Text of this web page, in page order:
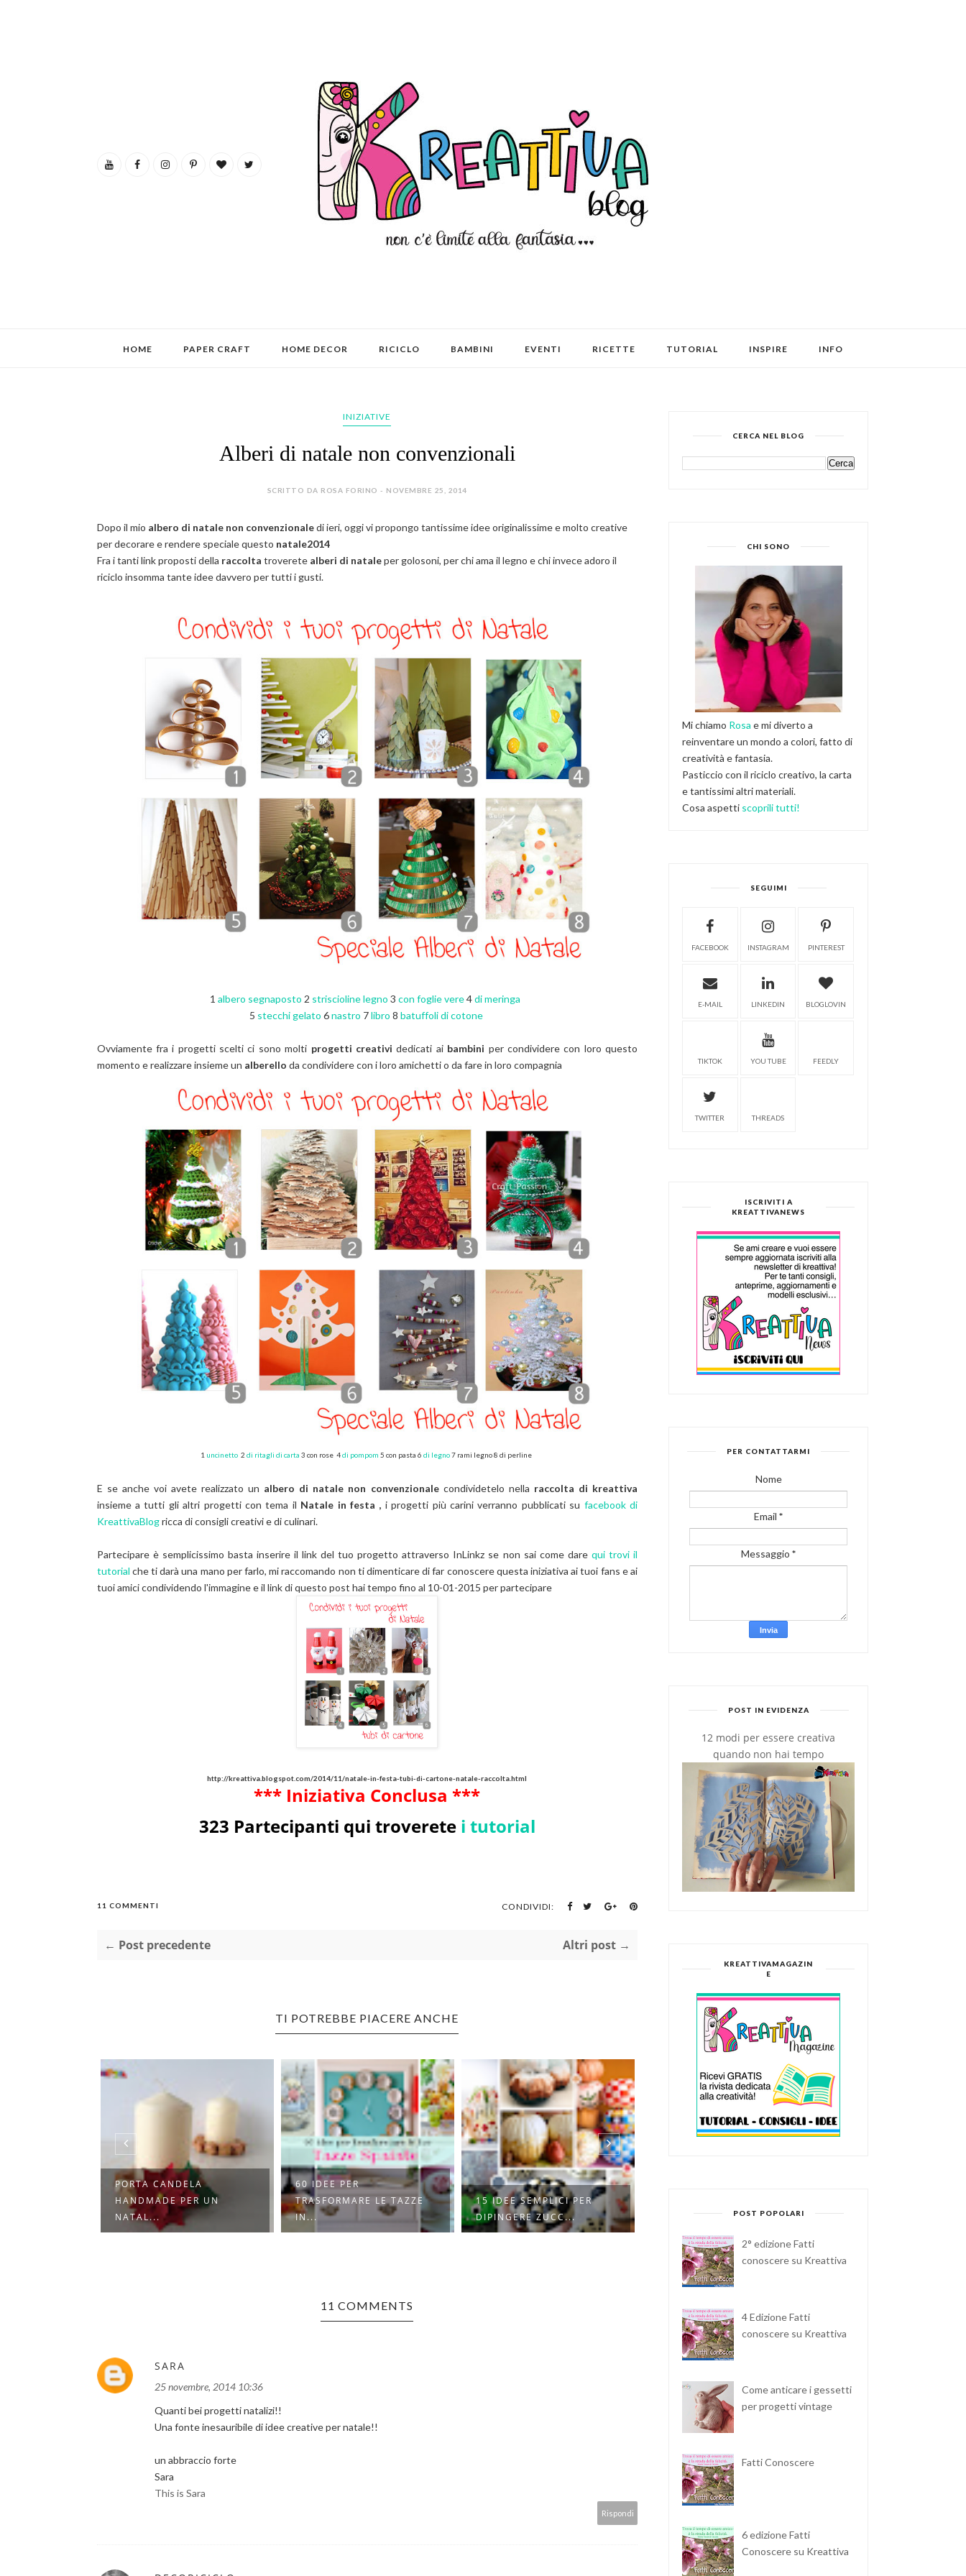
HOME PAPER CRAFT HOME DECOR RICICLO BAMBINI EVENTI RICETTE TUTORIAL INSPIRE INFO
INIZIATIVE
Alberi di natale non convenzionali
SCRITTO DA ROSA FORINO - NOVEMBRE 25, 2014
Dopo il mio albero di natale non convenzionaledi ieri, oggi vi propongo tantissime idee originalissime e molto creative
per decorare e rendere speciale questo natale2014
Fra i tanti link proposti della raccolta troverete alberi di nataleper golosoni, per chi ama il legno e chi invece adoro il
riciclo insomma tante idee davvero per tutti i gusti.
1 albero segnaposto 2 striscioline legno 3 con foglie vere4di meringa
5 stecchi gelato 6nastro 7libro 8 batuffoli di cotone
Ovviamente fra i progetti scelti ci sono molti progetti creativi dedicati ai bambini per condividere con loro questo
momento e realizzare insieme un alberello da condividere con i loro amichetti o da fare in loro compagnia
1 uncinetto 2di ritagli di carta 3 con rose 4di pompom 5 con pasta 6di legno7 rami legno 8 di perline
E se anche voi avete realizzato un albero di natale non convenzionalecondividetelo nella raccolta di kreattiva
insieme a tutti gli altri progetti con tema il Natale in festa , i progetti più carini verranno pubblicati su facebook di
KreattivaBlogricca di consigli creativi e di culinari.
Partecipare è semplicissimo basta inserire il link del tuo progetto attraverso InLinkz se non sai come dare qui trovi il
tutorial che ti darà una mano per farlo, mi raccomando non ti dimenticare di far conoscere questa iniziativa ai tuoi fans e ai
tuoi amici condividendo l'immagine e il link di questo post hai tempo fino al 10-01-2015 per partecipare
http://kreattiva.blogspot.com/2014/11/natale-in-festa-tubi-di-cartone-natale-raccolta.html
*** Iniziativa Conclusa ***
323 Partecipanti qui troverete i tutorial
11 COMMENTI CONDIVIDI:
← Post precedente Altri post →
TI POTREBBE PIACERE ANCHE
PORTA CANDELA
HANDMADE PER UN
NATAL...
60 IDEE PER
TRASFORMARE LE TAZZE
IN...
15 IDEE SEMPLICI PER
DIPINGERE ZUCC...
16 REGALI FAI DA TE PER
SAN VALENTI...
PE...
11 COMMENTS
SARA
25 novembre, 2014 10:36
Quanti bei progetti natalizi!!
Una fonte inesauribile di idee creative per natale!!
un abbraccio forte
Sara
This is Sara
Rispondi
CERCA NEL BLOG
CHI SONO
Mi chiamo Rosa e mi diverto a
reinventare un mondo a colori, fatto di
creatività e fantasia.
Pasticcio con il riciclo creativo, la carta
e tantissimi altri materiali.
Cosa aspetti scoprili tutti!
SEGUIMI
FACEBOOK INSTAGRAM PINTEREST
E-MAIL LINKEDIN BLOGLOVIN
TIKTOK YOU TUBE FEEDLY
TWITTER THREADS
ISCRIVITI A
KREATTIVANEWS
PER CONTATTARMI
Nome
Email*
Messaggio*
POST IN EVIDENZA
12 modi per essere creativa
quando non hai tempo
KREATTIVAMAGAZIN
E
POST POPOLARI
2° edizione Fatti
conoscere su Kreattiva
4 Edizione Fatti
conoscere su Kreattiva
Come anticare i gessetti
per progetti vintage
Fatti Conoscere
6 edizione Fatti
Conoscere su Kreattiva